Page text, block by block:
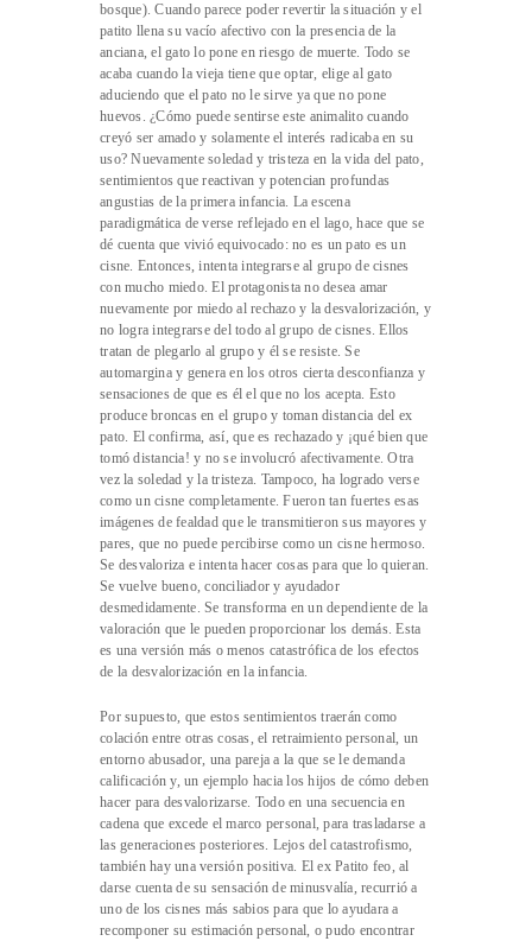
bosque). Cuando parece poder revertir la situación y el
patito llena su vacío afectivo con la presencia de la
anciana, el gato lo pone en riesgo de muerte. Todo se
acaba cuando la vieja tiene que optar, elige al gato
aduciendo que el pato no le sirve ya que no pone
huevos. ¿Cómo puede sentirse este animalito cuando
creyó ser amado y solamente el interés radicaba en su
uso? Nuevamente soledad y tristeza en la vida del pato,
sentimientos que reactivan y potencian profundas
angustias de la primera infancia. La escena
paradigmática de verse reflejado en el lago, hace que se
dé cuenta que vivió equivocado: no es un pato es un
cisne. Entonces, intenta integrarse al grupo de cisnes
con mucho miedo. El protagonista no desea amar
nuevamente por miedo al rechazo y la desvalorización, y
no logra integrarse del todo al grupo de cisnes. Ellos
tratan de plegarlo al grupo y él se resiste. Se
automargina y genera en los otros cierta desconfianza y
sensaciones de que es él el que no los acepta. Esto
produce broncas en el grupo y toman distancia del ex
pato. El confirma, así, que es rechazado y ¡qué bien que
tomó distancia! y no se involucró afectivamente. Otra
vez la soledad y la tristeza. Tampoco, ha logrado verse
como un cisne completamente. Fueron tan fuertes esas
imágenes de fealdad que le transmitieron sus mayores y
pares, que no puede percibirse como un cisne hermoso.
Se desvaloriza e intenta hacer cosas para que lo quieran.
Se vuelve bueno, conciliador y ayudador
desmedidamente. Se transforma en un dependiente de la
valoración que le pueden proporcionar los demás. Esta
es una versión más o menos catastrófica de los efectos
de la desvalorización en la infancia.
Por supuesto, que estos sentimientos traerán como
colación entre otras cosas, el retraimiento personal, un
entorno abusador, una pareja a la que se le demanda
calificación y, un ejemplo hacia los hijos de cómo deben
hacer para desvalorizarse. Todo en una secuencia en
cadena que excede el marco personal, para trasladarse a
las generaciones posteriores. Lejos del catastrofismo,
también hay una versión positiva. El ex Patito feo, al
darse cuenta de su sensación de minusvalía, recurrió a
uno de los cisnes más sabios para que lo ayudara a
recomponer su estimación personal, o pudo encontrar